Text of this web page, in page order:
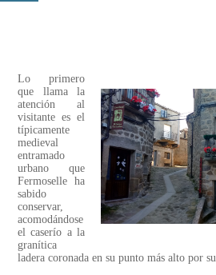
Lo primero
que llama la
atención al
visitante es el
típicamente
medieval
entramado
urbano que
Fermoselle ha
sabido
conservar,
acomodándose
el caserío a la
granítica
ladera coronada en su punto más alto por